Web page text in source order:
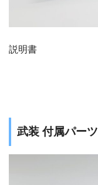
説明書
武装 付属パーツ